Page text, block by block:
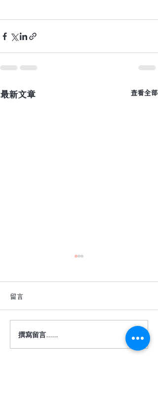
最新文章 查看全部
深色地板真的很難駕馭
嗎？
留言
撰寫留言......